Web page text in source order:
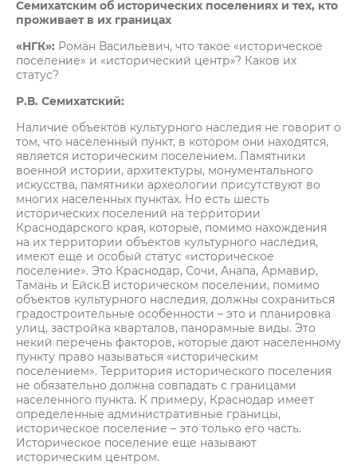
Семихатским об исторических поселениях и тех, кто
проживает в их границах
«НГК»: Роман Васильевич, что такое «историческое
поселение» и «исторический центр»? Каков их
статус?
Р.В. Семихатский:
Наличие объектов культурного наследия не говорит о
том, что населенный пункт, в котором они находятся,
является историческим поселением. Памятники
военной истории, архитектуры, монументального
искусства, памятники археологии присутствуют во
многих населенных пунктах. Но есть шесть
исторических поселений на территории
Краснодарского края, которые, помимо нахождения
на их территории объектов культурного наследия,
имеют еще и особый статус «историческое
поселение». Это Краснодар, Сочи, Анапа, Армавир,
Тамань и Ейск.В историческом поселении, помимо
объектов культурного наследия, должны сохраниться
градостроительные особенности – это и планировка
улиц, застройка кварталов, панорамные виды. Это
некий перечень факторов, которые дают населенному
пункту право называться «историческим
поселением». Территория исторического поселения
не обязательно должна совпадать с границами
населенного пункта. К примеру, Краснодар имеет
определенные административные границы,
историческое поселение – это только его часть.
Историческое поселение еще называют
историческим центром.